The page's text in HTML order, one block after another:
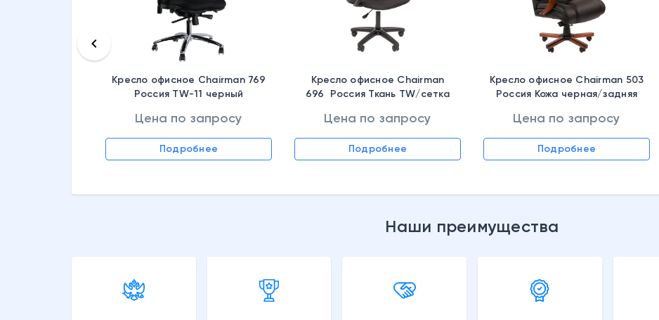
Кресло офисное Chairman 769
Россия TW-11 черный
Цена по запросу
Подробнее
Кресло офисное Chairman
696 Россия Ткань TW/сетка
Цена по запросу
Подробнее
Кресло офисное Chairman 503
Россия Кожа черная/задняя
Цена по запросу
Подробнее
keyboard_arrow_left
Наши преимущества